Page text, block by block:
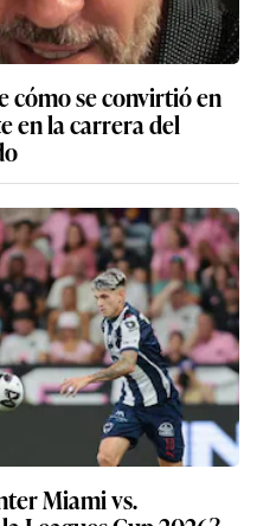
cómo se convirtió en
en la carrera del
Miami vs.